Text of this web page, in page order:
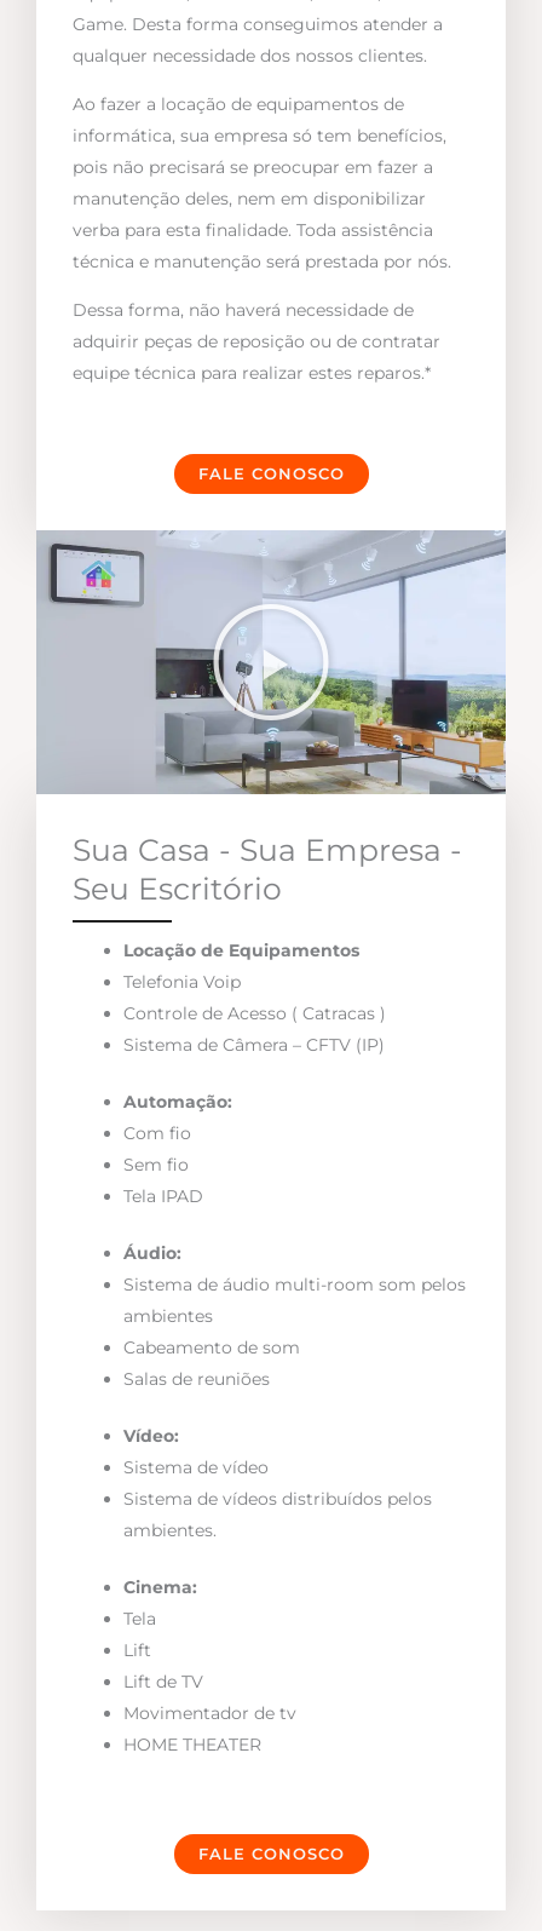
Game. Desta forma conseguimos atender a
qualquer necessidade dos nossos clientes.
Ao fazer a locação de equipamentos de
informática, sua empresa só tem benefícios,
pois não precisará se preocupar em fazer a
manutenção deles, nem em disponibilizar
verba para esta finalidade. Toda assistência
técnica e manutenção será prestada por nós.
Dessa forma, não haverá necessidade de
adquirir peças de reposição ou de contratar
equipe técnica para realizar estes reparos.*
FALE CONOSCO
Sua Casa - Sua Empresa -
Seu Escritório
Locação de Equipamentos
Telefonia Voip
Controle de Acesso ( Catracas )
Sistema de Câmera – CFTV (IP)
Automação:
Com fio
Sem fio
Tela IPAD
Áudio:
Sistema de áudio multi-room som pelos
ambientes
Cabeamento de som
Salas de reuniões
Vídeo:
Sistema de vídeo
Sistema de vídeos distribuídos pelos
ambientes.
Cinema:
Tela
Lift
Lift de TV
Movimentador de tv
HOME THEATER
FALE CONOSCO